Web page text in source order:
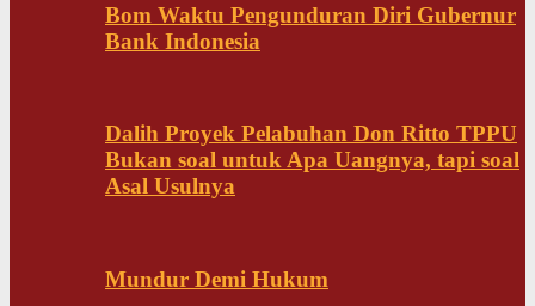
Bom Waktu Pengunduran Diri Gubernur
Bank Indonesia
Dalih Proyek Pelabuhan Don Ritto TPPU
Bukan soal untuk Apa Uangnya, tapi soal
Asal Usulnya
Mundur Demi Hukum